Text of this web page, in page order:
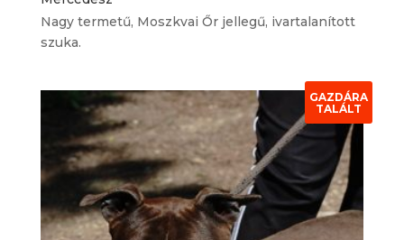
Nagy termetű, Moszkvai Őr jellegű, ivartalanított
szuka.
GAZDÁRA
TALÁLT